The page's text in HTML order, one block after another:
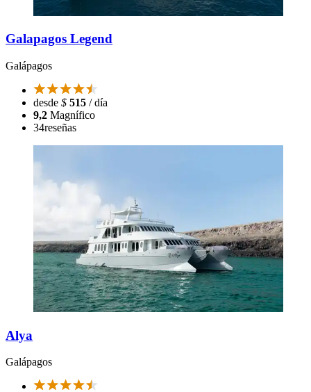
Galapagos Legend
Galápagos
desde $ 515 / día
9,2 Magnífico
34reseñas
Alya
Galápagos